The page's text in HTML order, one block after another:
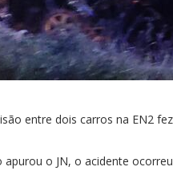
entre dois carros na EN2
apurou o JN, o acidente